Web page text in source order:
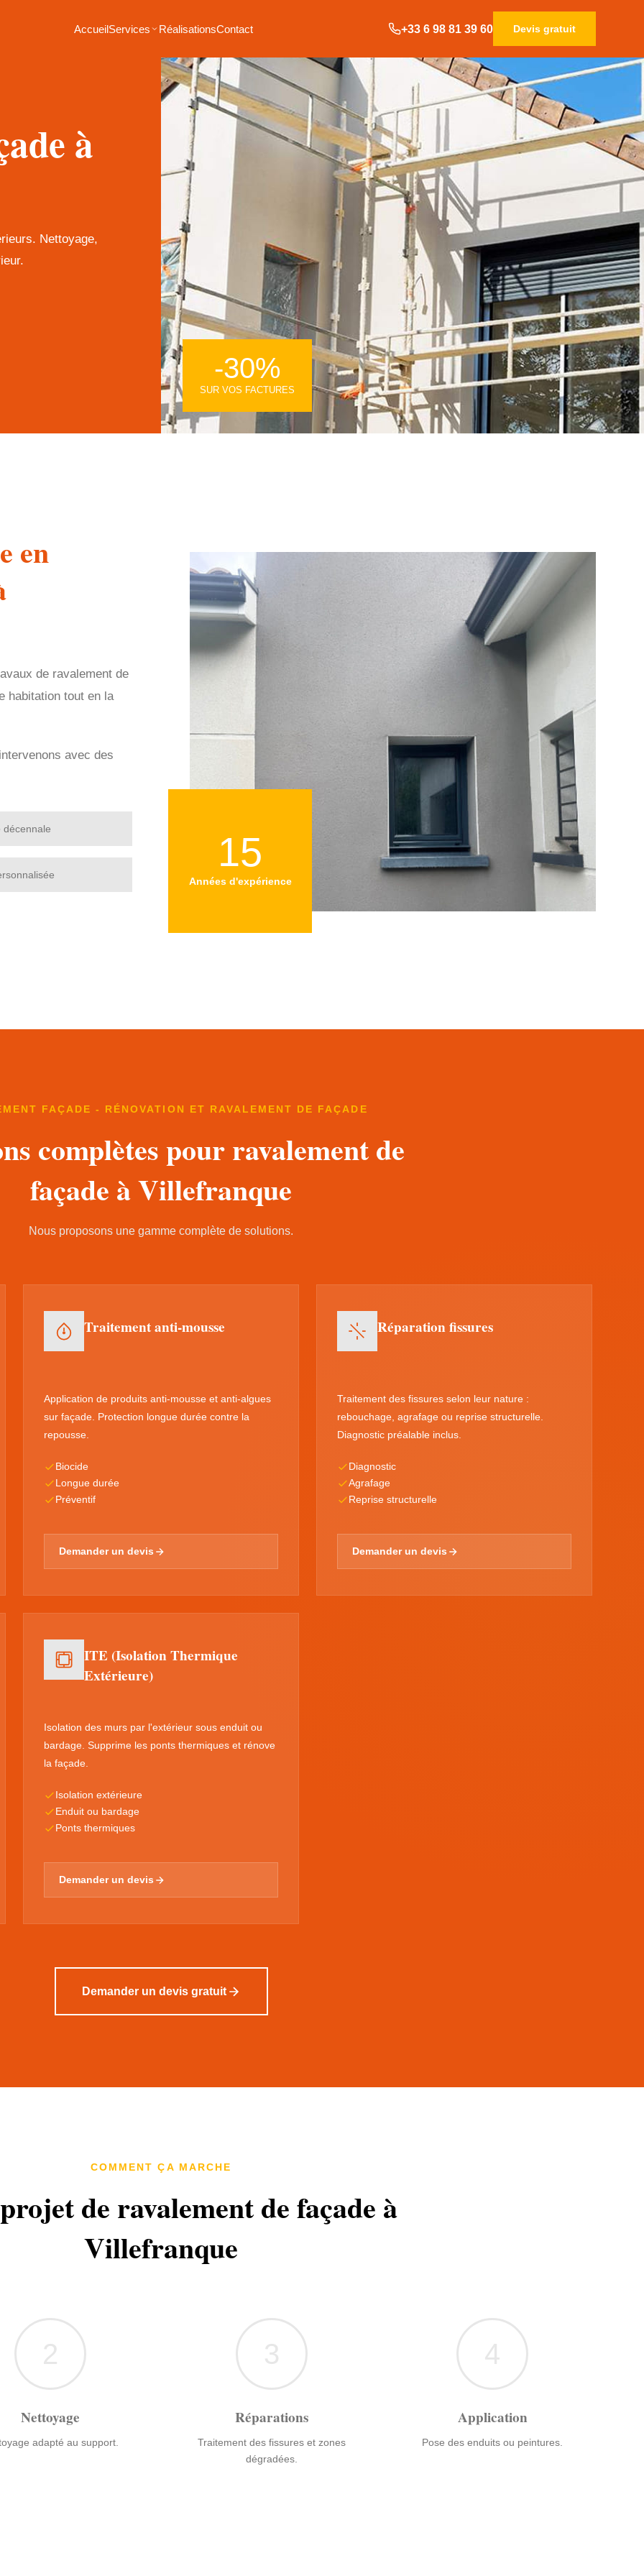
AccueilServices RéalisationsContact +33 6 98 81 39 60 Devis gratuit
à
Nettoyage,
-30%
SUR VOS FACTURES
en
de ravalement de
habitation tout en la
avec des
décennale
15
Années d'expérience
FAÇADE - RÉNOVATION ET RAVALEMENT DE FAÇADE
complètes pour ravalement de
façade à Villefranque
Nous proposons une gamme complète de solutions.
Traitement anti-mousse
Application de produits anti-mousse et anti-algues
sur façade. Protection longue durée contre la
repousse.
Biocide
Longue durée
Préventif
Demander un devis
Réparation fissures
Traitement des fissures selon leur nature :
rebouchage, agrafage ou reprise structurelle.
Diagnostic préalable inclus.
Diagnostic
Agrafage
Reprise structurelle
Demander un devis
ITE (Isolation Thermique
Extérieure)
Isolation des murs par l'extérieur sous enduit ou
bardage. Supprime les ponts thermiques et rénove
la façade.
Isolation extérieure
Enduit ou bardage
Ponts thermiques
Demander un devis
Demander un devis gratuit
COMMENT ÇA MARCHE
de ravalement de façade à
Villefranque
2
Nettoyage
adapté au support.
3
Réparations
Traitement des fissures et zones
dégradées.
4
Application
Pose des enduits ou peintures.